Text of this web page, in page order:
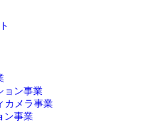
ョン事業
カメラ事業
ン事業